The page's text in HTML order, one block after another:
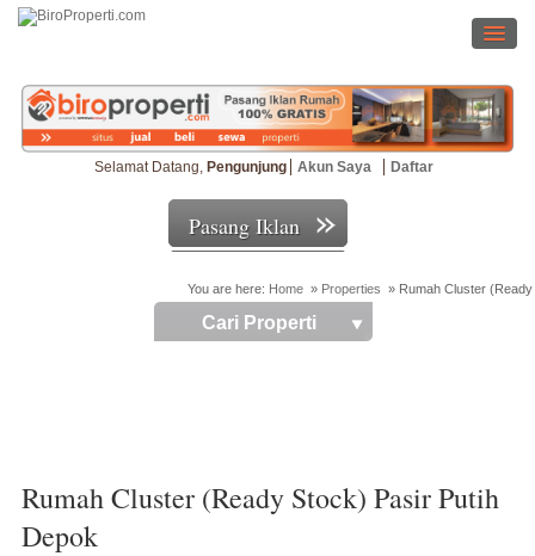
Selamat Datang, Pengunjung Akun Saya Daftar
Pasang Iklan
You are here: Home » Properties » Rumah Cluster
Cari Properti
Rumah Cluster (Ready Stock) Pasir Putih
Depok